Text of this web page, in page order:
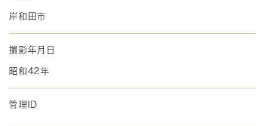
岸和田市
撮影年月日
昭和42年
管理ID